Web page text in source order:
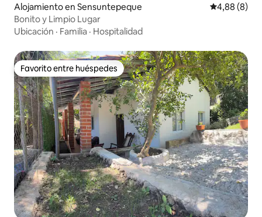
Alojamiento en Sensuntepeque Calificación
4,88 (8)
Bonito y Limpio Lugar
Ubicación · Familia · Hospitalidad
Favorito entre huéspedes
Favorito entre huéspedes